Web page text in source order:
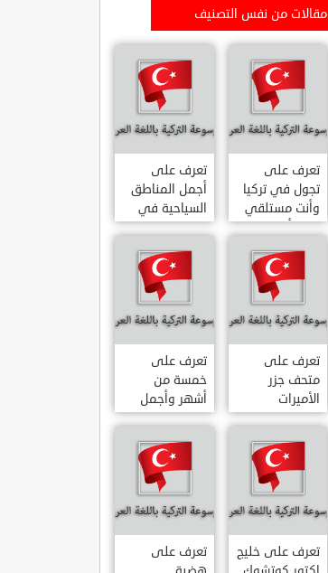
مقالات من نفس التصنيف
تعرف على
تجول في تركيا
وأنت مستلقي
على أريكتك
..السياحة
الافتراضية.
تعرف على
أجمل المناطق
السياحية في
اسطنبول
المشهورة في
تعرف على
متحف جزر
الأميرات
ADALAR
MÜZESI
تعرف على
خمسة من
أشهر وأجمل
قصور اسطنبول
تعرف على خليج
تعرف على